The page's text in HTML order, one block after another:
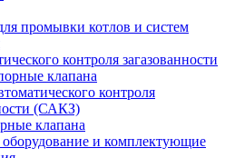
промывки котлов и систем
контроля загазованности
клапана
контроля
(САКЗ)
клапана
оборудование и комплектующие